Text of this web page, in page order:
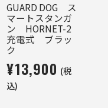
GUARD DOG ス
マートスタンガ
ン HORNET-2
充電式 ブラッ
ク
¥13,900 (税
込)